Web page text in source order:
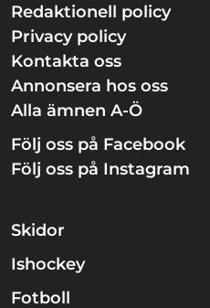
Redaktionell policy
Privacy policy
Kontakta oss
Annonsera hos oss
Alla ämnen A-Ö
Följ oss på Facebook
Följ oss på Instagram
Skidor
Ishockey
Fotboll